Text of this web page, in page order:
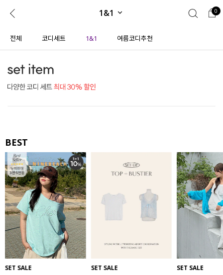
로그인 0
콘텐츠 리뷰 & 혜택
CATEGORY COMMUNITY
인플루언서 pick!
신상 5%
베스트
MADE
세트할인 ~30%
하객룩
익스클루시브
아우터
티셔츠
니트
블라우스
1&1 0
전체 코디세트 1&1 여름코디추천
BEST
SET SALE SET SALE SET SALE